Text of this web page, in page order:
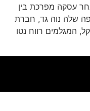
לאחר עסקה מפרכת בין
שלה נוה גד, חברת
העסקה 58 מיליון שקל, המגלמים רווח נטו